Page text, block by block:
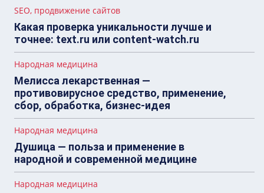
SEO, продвижение сайтов
Какая проверка уникальности лучше и
точнее: text.ru или content-watch.ru
Народная медицина
Мелисса лекарственная —
противовирусное средство, применение,
сбор, обработка, бизнес-идея
Народная медицина
Душица — польза и применение в
народной и современной медицине
Народная медицина